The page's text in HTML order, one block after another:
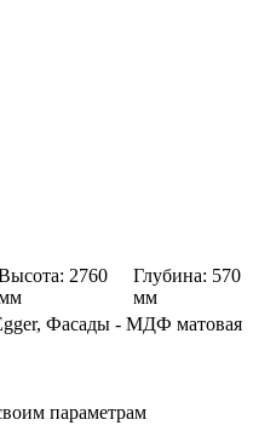
2760
Глубина: 570
мм
Фасады - МДФ матовая
параметрам